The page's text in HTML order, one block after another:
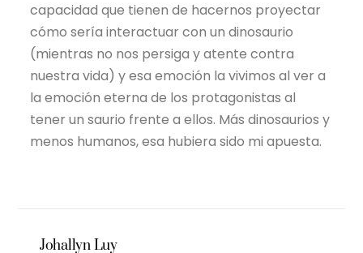
capacidad que tienen de hacernos proyectar
cómo sería interactuar con un dinosaurio
(mientras no nos persiga y atente contra
nuestra vida) y esa emoción la vivimos al ver a
la emoción eterna de los protagonistas al
tener un saurio frente a ellos. Más dinosaurios y
menos humanos, esa hubiera sido mi apuesta.
Johallyn Luy